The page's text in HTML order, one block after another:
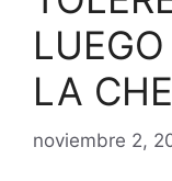
LA
noviembre 2,